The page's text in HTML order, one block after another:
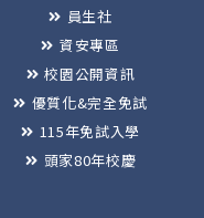
員生社
資安專區
校園公開資訊
優質化&完全免試
115年免試入學
頭家80年校慶